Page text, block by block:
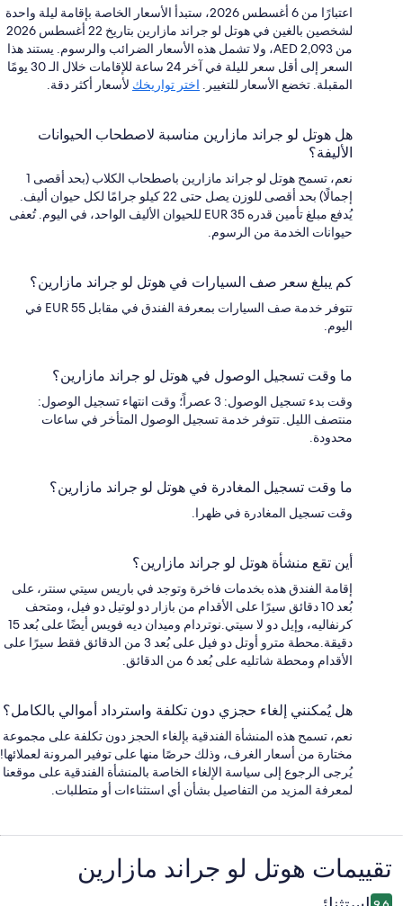
اعتبارًا من 6 أغسطس 2026، ستبدأ الأسعار الخاصة بإقامة ليلة واحدة
لشخصين بالغين في هوتل لو جراند مازارين بتاريخ 22 أغسطس 2026
من AED 2,093، ولا تشمل هذه الأسعار الضرائب والرسوم. يستند هذا
السعر إلى أقل سعر لليلة في آخر 24 ساعة للإقامات خلال الـ 30 يومًا
المقبلة. تخضع الأسعار للتغيير. اختر تواريخك لأسعار أكثر دقة.
هل هوتل لو جراند مازارين مناسبة لاصطحاب الحيوانات
الأليفة؟
نعم، تسمح هوتل لو جراند مازارين باصطحاب الكلاب (بحد أقصى 1
إجمالًا) بحد أقصى للوزن يصل حتى 22 كيلو جرامًا لكل حيوان أليف.
يُدفع مبلغ تأمين قدره EUR 35 للحيوان الأليف الواحد، في اليوم. تُعفى
حيوانات الخدمة من الرسوم.
كم يبلغ سعر صف السيارات في هوتل لو جراند مازارين؟
تتوفر خدمة صف السيارات بمعرفة الفندق في مقابل EUR 55 في
اليوم.
ما وقت تسجيل الوصول في هوتل لو جراند مازارين؟
وقت بدء تسجيل الوصول: 3 عصراً؛ وقت انتهاء تسجيل الوصول:
منتصف الليل. تتوفر خدمة تسجيل الوصول المتأخر في ساعات
محدودة.
ما وقت تسجيل المغادرة في هوتل لو جراند مازارين؟
وقت تسجيل المغادرة في ظهرا.
أين تقع منشأة هوتل لو جراند مازارين؟
إقامة الفندق هذه بخدمات فاخرة وتوجد في باريس سيتي سنتر، على
بُعد 10 دقائق سيرًا على الأقدام من بازار دو لوتيل دو فيل، ومتحف
كرنفاليه، وإيل دو لا سيتي.نوتردام وميدان ديه فويس أيضًا على بُعد 15
دقيقة.محطة مترو أوتل دو فيل على بُعد 3 من الدقائق فقط سيرًا على
الأقدام ومحطة شاتليه على بُعد 6 من الدقائق.
هل يُمكنني إلغاء حجزي دون تكلفة واسترداد أموالي بالكامل؟
نعم، تسمح هذه المنشأة الفندقية بإلغاء الحجز دون تكلفة على مجموعة
مختارة من أسعار الغرف، وذلك حرصًا منها على توفير المرونة لعملائها!
يُرجى الرجوع إلى سياسة الإلغاء الخاصة بالمنشأة الفندقية على موقعنا
لمعرفة المزيد من التفاصيل بشأن أي استثناءات أو متطلبات.
التقييمات
تقييمات ⁦هوتل لو جراند مازارين⁩